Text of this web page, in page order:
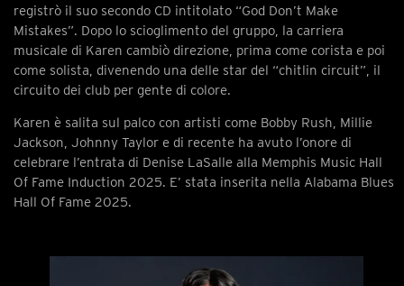
registrò il suo secondo CD intitolato “God Don’t Make
Mistakes”. Dopo lo scioglimento del gruppo, la carriera
musicale di Karen cambiò direzione, prima come corista e poi
come solista, divenendo una delle star del “chitlin circuit”, il
circuito dei club per gente di colore.
Karen è salita sul palco con artisti come Bobby Rush, Millie
Jackson, Johnny Taylor e di recente ha avuto l’onore di
celebrare l’entrata di Denise LaSalle alla Memphis Music Hall
Of Fame Induction 2025. E’ stata inserita nella Alabama Blues
Hall Of Fame 2025.